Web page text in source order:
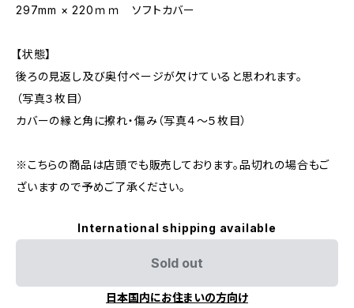
297mm × 220ｍｍ ソフトカバー
【状態】
後ろの見返し及び奥付ページが欠けていると思われます。
（写真３枚目）
カバーの縁と角に擦れ・傷み（写真４～５枚目）
※こちらの商品は店頭でも販売しております。品切れの場合もご
ざいますので予めご了承ください。
International shipping available
Sold out
日本国内にお住まいの方向け